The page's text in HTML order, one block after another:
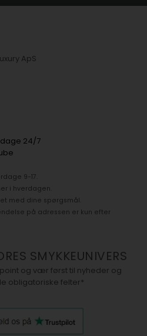
ApS
24/7
9-17.
i hverdagen.
med dine spørgsmål.
på adressen er kun efter
SMYKKEUNIVERS
og vær først til nyheder og
obligatoriske felter*